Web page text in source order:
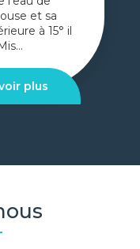
et sa
à 15° il
plus